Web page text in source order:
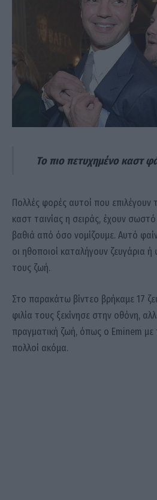
Το πιο πετυχημένο καστ
Πολλές φορές αυτοί που επιλέγουν
καστ ταινίας η σειράς, έχουν
βαθιά από όσο νομίζουμε. Αυτό
οι ηθοποιοί καταλήγουν ζευγάρια ή
τους ζωή.
Στο παρακάτω βίντεο βρήκαμε 17
φιλία τους ξεκίνησε στην οθόνη,
πραγματική ζωή, όπως ο Eminem με
πολλοί ακόμα.